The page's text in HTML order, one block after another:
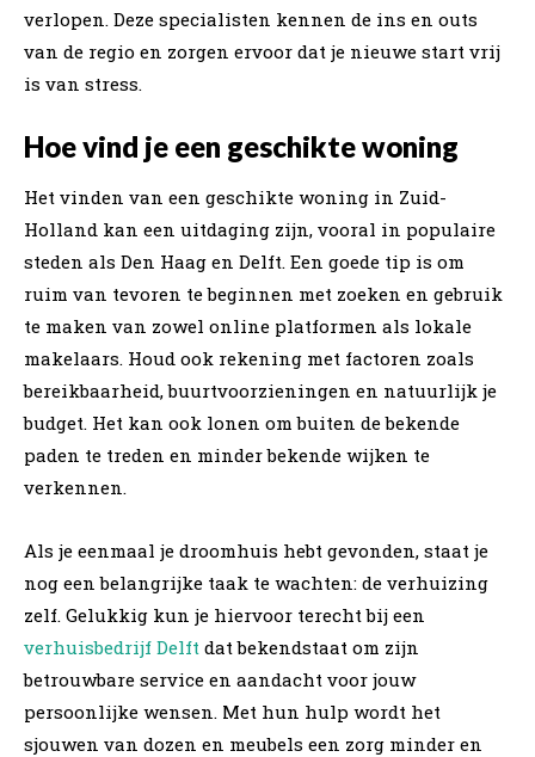
verlopen. Deze specialisten kennen de ins en outs
van de regio en zorgen ervoor dat je nieuwe start vrij
is van stress.
Hoe vind je een geschikte woning
Het vinden van een geschikte woning in Zuid-
Holland kan een uitdaging zijn, vooral in populaire
steden als Den Haag en Delft. Een goede tip is om
ruim van tevoren te beginnen met zoeken en gebruik
te maken van zowel online platformen als lokale
makelaars. Houd ook rekening met factoren zoals
bereikbaarheid, buurtvoorzieningen en natuurlijk je
budget. Het kan ook lonen om buiten de bekende
paden te treden en minder bekende wijken te
verkennen.
Als je eenmaal je droomhuis hebt gevonden, staat je
nog een belangrijke taak te wachten: de verhuizing
zelf. Gelukkig kun je hiervoor terecht bij een
verhuisbedrijf Delft dat bekendstaat om zijn
betrouwbare service en aandacht voor jouw
persoonlijke wensen. Met hun hulp wordt het
sjouwen van dozen en meubels een zorg minder en